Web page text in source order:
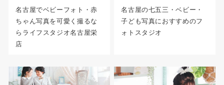
名古屋でベビーフォト・赤
ちゃん写真を可愛く撮るな
らライフスタジオ名古屋栄
店
名古屋の七五三・ベビー・
子ども写真におすすめのフ
ォトスタジオ